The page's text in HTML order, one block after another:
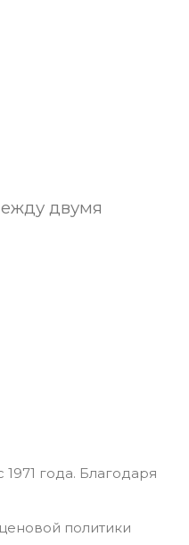
двумя
года. Благодаря
политики